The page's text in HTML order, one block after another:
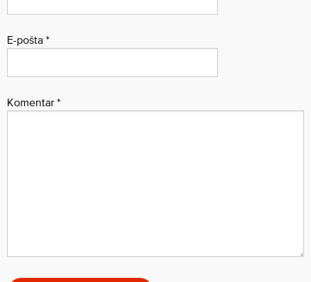
E-pošta *
Komentar *